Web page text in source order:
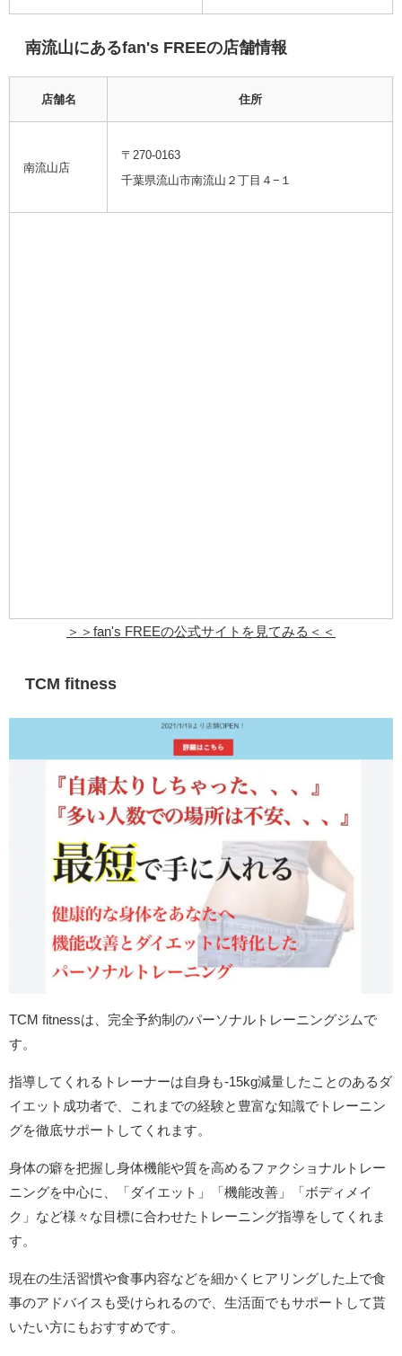
南流山にあるfan's FREEの店舗情報
店舗名 住所
南流山店
〒270-0163
千葉県流山市南流山２丁目４−１
＞＞ fan's FREEの公式サイトを見てみる＜＜
TCM fitness
TCM fitnessは、完全予約制のパーソナルトレーニングジムで
す。
指導してくれるトレーナーは自身も-15kg減量したことのあるダ
イエット成功者で、これまでの経験と豊富な知識でトレーニン
グを徹底サポートしてくれます。
身体の癖を把握し身体機能や質を高めるファクショナルトレー
ニングを中心に、「ダイエット」「機能改善」「ボディメイ
ク」など様々な目標に合わせたトレーニング指導をしてくれま
す。
現在の生活習慣や食事内容などを細かくヒアリングした上で食
事のアドバイスも受けられるので、生活面でもサポートして貰
いたい方にもおすすめです。